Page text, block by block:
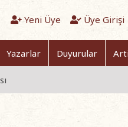
Yeni Üye Üye Girişi
Yazarlar Duyurular